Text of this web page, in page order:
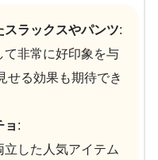
ラックスやパンツ:
て非常に好印象を与
せる効果も期待でき
ョ :
した人気アイテム